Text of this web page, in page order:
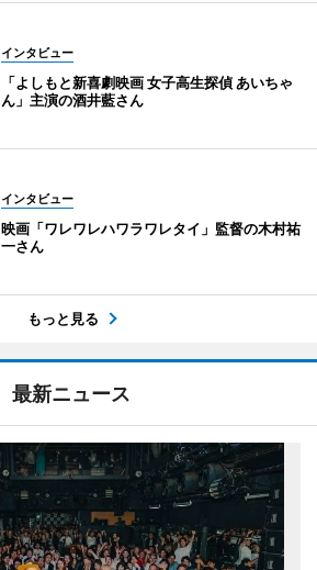
インタビュー
「よしもと新喜劇映画 女子高生探偵 あいちゃ
ん」主演の酒井藍さん
インタビュー
映画「ワレワレハワラワレタイ」監督の木村祐
一さん
もっと見る
最新ニュース